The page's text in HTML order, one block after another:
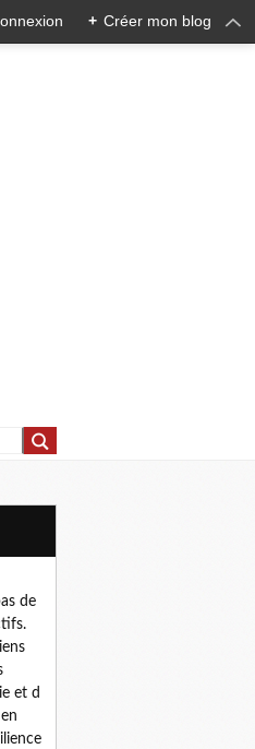
+ Créer mon blog
de
et d